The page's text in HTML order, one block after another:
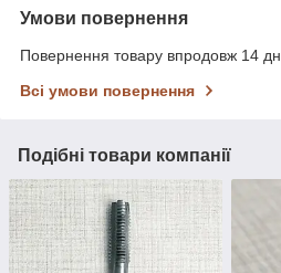
Умови повернення
Повернення товару впродовж 14
Всі умови повернення
Подібні товари компанії